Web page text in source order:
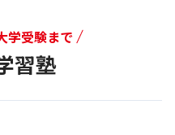
学受験まで
習塾